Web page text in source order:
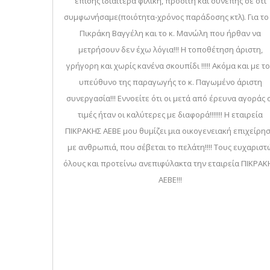
συμφωνήσαμε(ποιότητα-χρόνος παράδοσης κτλ). Για το
Πικράκη Βαγγέλη και το κ. Μανώλη που ήρθαν να
μετρήσουν δεν έχω λόγια!!! Η τοποθέτηση άριστη,
γρήγορη και χωρίς κανένα σκουπίδι !!!!! Ακόμα και με
υπεύθυνο της παραγωγής το κ. Παγωμένο άριστη
συνεργασία!!! Εννοείτε ότι οι μετά από έρευνα αγοράς
τιμές ήταν οι καλύτερες με διαφορά!!!!!!! Η εταιρεία
ΠΙΚΡΑΚΗΣ ΑΕΒΕ μου θυμίζει μια οικογενειακή
με ανθρωπιά, που σέβεται το πελάτη!!!! Τους
όλους και προτείνω ανεπιφύλακτα την εταιρεία
ΑΕΒΕ!!!